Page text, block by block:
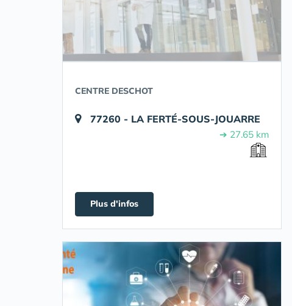
CENTRE DESCHOT
77260 - LA FERTÉ-SOUS-JOUARRE
➔ 27.65 km
Plus d'infos